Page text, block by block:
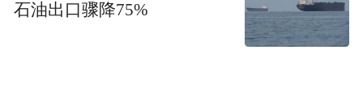
石油出口骤降75%